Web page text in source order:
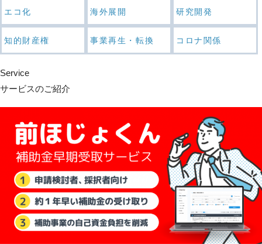
エコ化 海外展開 研究開発
知的財産権 事業再生・転換 コロナ関係
Service
サービスのご紹介